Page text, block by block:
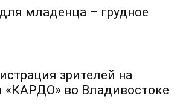
младенца – грудное
зрителей на
«КАРДО» во Владивостоке